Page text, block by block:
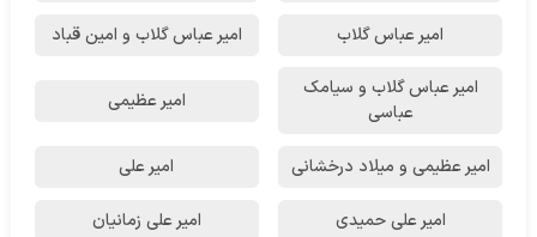
امیر عباس گلاب امیر عباس گلاب و امین قباد
امیر عباس گلاب و سیامک
عباسی
امیر عظیمی
امیر عظیمی و میلاد درخشانی امیر علی
امیر علی حمیدی امیر علی زمانیان